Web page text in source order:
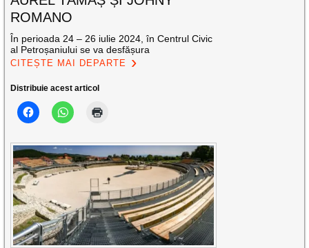
ROMANO
În perioada 24 – 26 iulie 2024, în Centrul Civic
al Petroșaniului se va desfășura
CITEȘTE MAI DEPARTE
Distribuie acest articol